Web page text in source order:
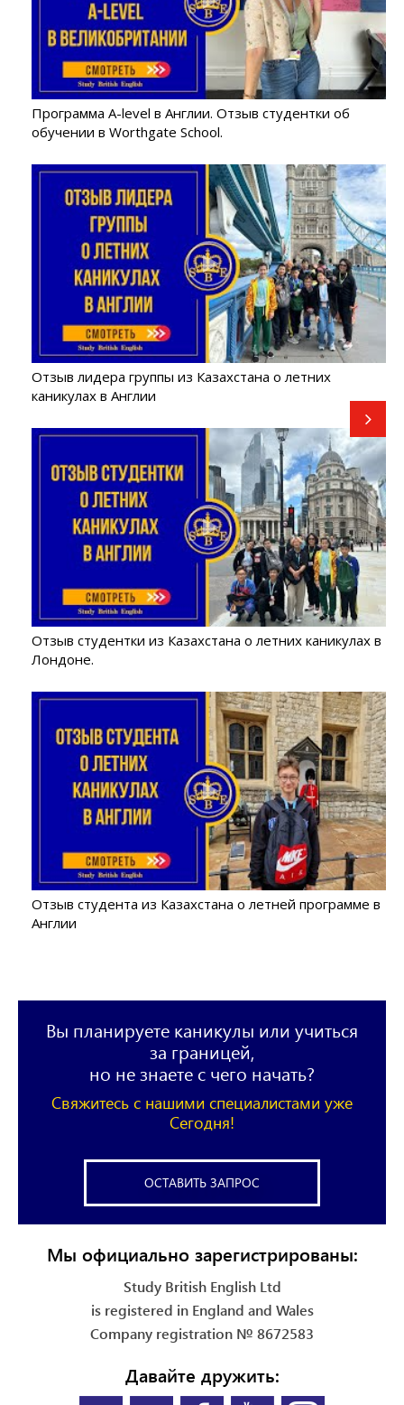
Программа A-level в Англии. Отзыв студентки об
обучении в Worthgate School.
Отзыв лидера группы из Казахстана о летних
каникулах в Англии
Отзыв студентки из Казахстана о летних каникулах в
Лондоне.
Отзыв студента из Казахстана о летней программе в
Англии
Вы планируете каникулы или учиться
за границей,
но не знаете с чего начать?
Свяжитесь с нашими специалистами уже
Сегодня!
ОСТАВИТЬ ЗАПРОС
Мы официально зарегистрированы:
Study British English Ltd
is registered in England and Wales
Company registration № 8672583
Давайте дружить: